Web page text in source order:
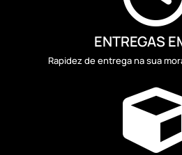
ENTREGAS
Rapidez de entrega na sua